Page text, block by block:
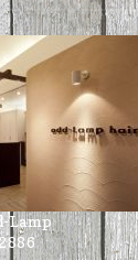
Lamp